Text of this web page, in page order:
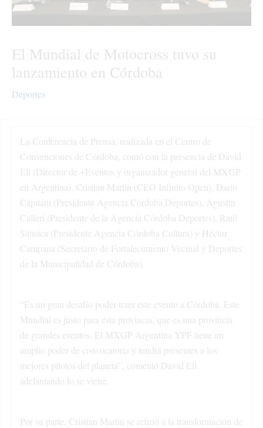
El Mundial de Motocross tuvo su
lanzamiento en Córdoba
Deportes
La Conferencia de Prensa, realizada en el Centro de
Convenciones de Córdoba, contó con la presencia de David
Eli (Director de +Eventos y organizador general del MXGP
en Argentina), Cristian Martin (CEO Infinito Open), Dario
Capitani (Presidente Agencia Córdoba Deportes), Agustín
Calleri (Presidente de la Agencia Córdoba Deportes), Raúl
Sansica (Presidente Agencia Córdoba Cultura) y Héctor
Campana (Secretario de Fortalecimiento Vecinal y Deportes
de la Municipalidad de Córdoba).
“Es un gran desafío poder traer este evento a Córdoba. Este
Mundial es justo para esta provincia, que es una provincia
de grandes eventos. El MXGP Argentina YPF tiene un
amplio poder de convocatoria y tendrá presentes a los
mejores pilotos del planeta”, comentó David Eli
adelantando lo se viene.
Por su parte, Cristian Martin se refirió a la transformación de